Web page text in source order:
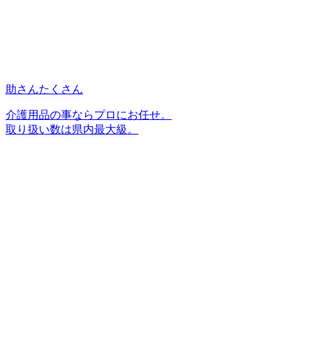
助さんたくさん
介護用品の事ならプロにお任せ。
取り扱い数は県内最大級。